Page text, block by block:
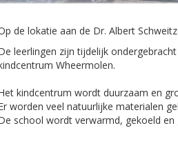
de lokatie aan de Dr. Albert
leerlingen zijn tijdelijk
Wheermolen.
kindcentrum wordt duurzaam en
worden veel natuurlijke materialen
school wordt verwarmd, gekoeld